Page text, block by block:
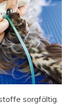
sorgfältig.